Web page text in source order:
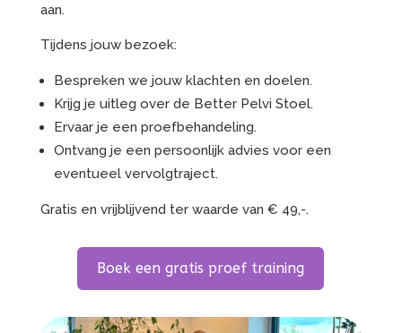
aan.
Tijdens jouw bezoek:
Bespreken we jouw klachten en doelen.
Krijg je uitleg over de Better Pelvi Stoel.
Ervaar je een proefbehandeling.
Ontvang je een persoonlijk advies voor een
eventueel vervolgtraject.
Gratis en vrijblijvend ter waarde van € 49,-.
Boek een gratis proef training